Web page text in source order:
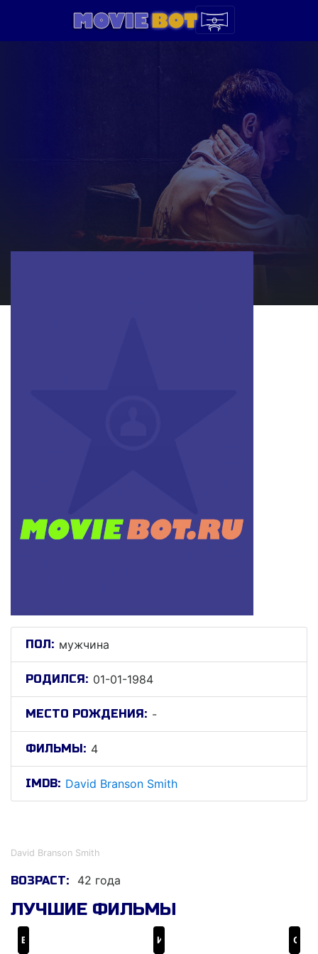
ПОЛ: мужчина
РОДИЛСЯ: 01-01-1984
МЕСТО РОЖДЕНИЯ: -
ФИЛЬМЫ: 4
IMDB: David Branson Smith
David Branson Smith
ВОЗРАСТ: 42 года
ЛУЧШИЕ ФИЛЬМЫ